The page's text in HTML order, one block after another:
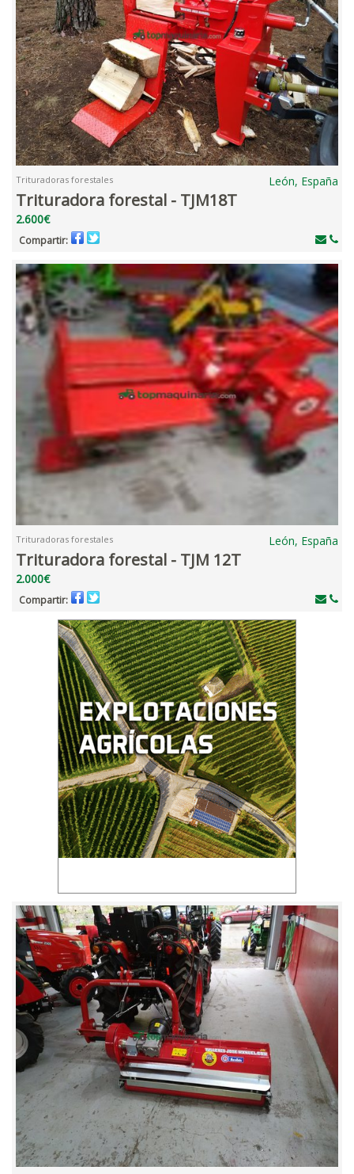
Trituradoras forestales León, España
Trituradora forestal - TJM18T
2.600€
Compartir:
Trituradoras forestales León, España
Trituradora forestal - TJM 12T
2.000€
Compartir: